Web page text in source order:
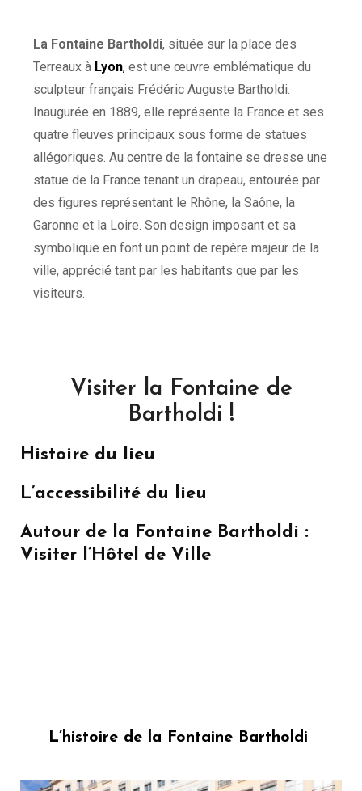
La Fontaine Bartholdi, située sur la place des
Terreaux à Lyon, est une œuvre emblématique du
sculpteur français Frédéric Auguste Bartholdi.
Inaugurée en 1889, elle représente la France et ses
quatre fleuves principaux sous forme de statues
allégoriques. Au centre de la fontaine se dresse une
statue de la France tenant un drapeau, entourée par
des figures représentant le Rhône, la Saône, la
Garonne et la Loire. Son design imposant et sa
symbolique en font un point de repère majeur de la
ville, apprécié tant par les habitants que par les
visiteurs.
Visiter la Fontaine de
Bartholdi !
Histoire du lieu
L’accessibilité du lieu
Autour de la Fontaine Bartholdi :
Visiter l’Hôtel de Ville
L’histoire de la Fontaine Bartholdi